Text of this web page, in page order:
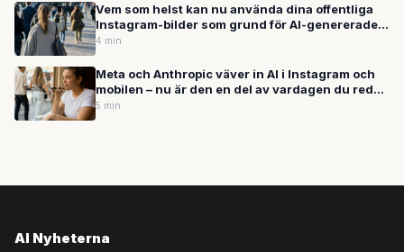
Vem som helst kan nu använda dina offentliga
Instagram-bilder som grund för AI-genererade
motiv – utan ditt tillstånd
4 min
Meta och Anthropic väver in AI i Instagram och
mobilen – nu är den en del av vardagen du redan
lever i
5 min
AI Nyheterna